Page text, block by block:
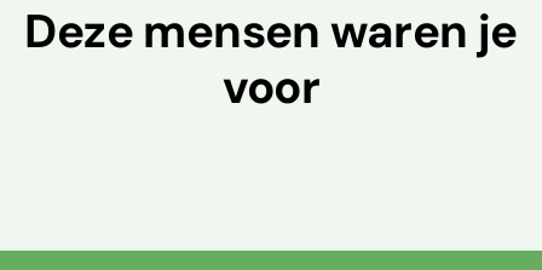
Deze mensen waren je
voor